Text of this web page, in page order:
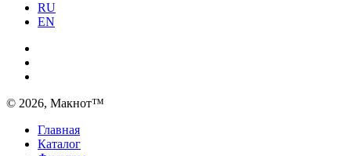
RU
EN
© 2026, Макнот™
Главная
Каталог